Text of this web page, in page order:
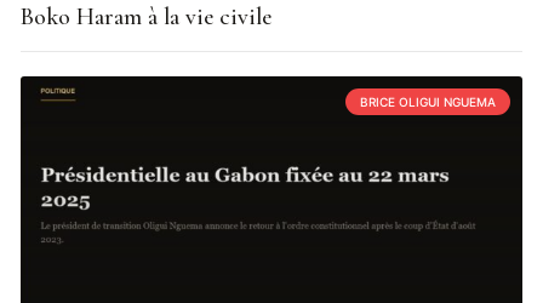
Boko Haram à la vie civile
BRICE OLIGUI NGUEMA